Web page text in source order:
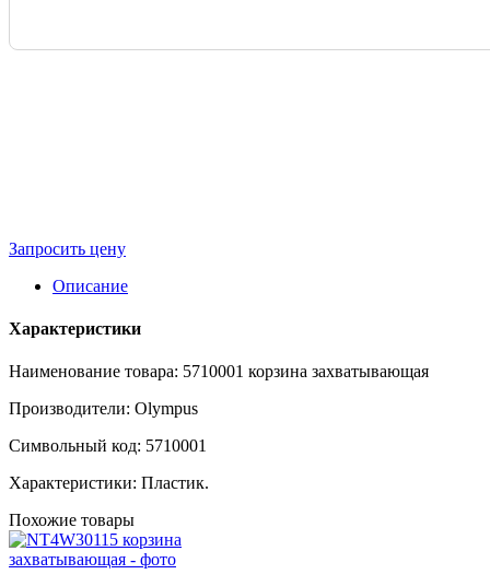
Запросить цену
Описание
Характеристики
Наименование товара: 5710001 корзина захватывающая
Производители: Olympus
Символьный код: 5710001
Характеристики: Пластик.
Похожие товары